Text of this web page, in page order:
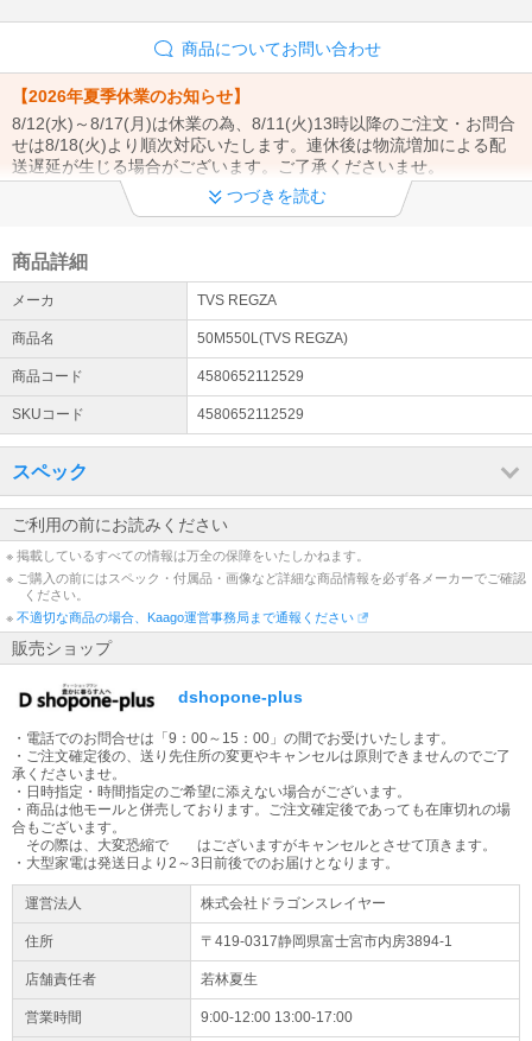
商品についてお問い合わせ
【2026年夏季休業のお知らせ】
8/12(水)～8/17(月)は休業の為、8/11(火)13時以降のご注文・お問合
せは8/18(火)より順次対応いたします。連休後は物流増加による配
送遅延が生じる場合がございます。ご了承くださいませ。
【商品発送についてのご案内】
営業日(月曜日)からの発送となる場合がございます。ご了承くださ
いませ。
エアコン設置工事お申込みまたはご検討のお客様へ
エアコン設置サービスは全国対応しております（窓用エアコンは工
事対象外です）。 エアコンのご注文→商品の出荷→設置業者様より
工事日のご連絡→設置工事の流れとなります。（商品は先納品で
す）
配送について
配送先が【沖縄県・離島】の場合は通常配送と異なるため、ご注文
をいただいた商品によっては、お届けまで日数を要する場合がござ
います。ご了承くださいませ。
出荷日についてのお知らせ
平日13時までの代引きご注文(振り込みご入金確認)は当日出荷致し
ます(土日除く)。【大型商品】に関しては輸送方法が通常の宅配便
とは異なる為、ご入金確認後の発送から2～3日での配送予定となり
大型商品（梱包サイズ合計が260cmもしくは50kg以上）はヤマトホ
ームコンビニエンスでの配送となります。配送業者より到着時間の
ご連絡が当日午前中にございます。
大型家電をご購入のお客様へ
大型商品は原則日時指定不可となります。配送日のご入力は希望日
となります。地域によってはご希望に添えない場合もございます。
ご容赦ください。 ※大型商品配送不可地域：沖縄、その他離島地域
つづきを読む
商品詳細
メーカ TVS REGZA
商品名 50M550L(TVS REGZA)
商品コード 4580652112529
SKUコード 4580652112529
スペック
ご利用の前にお読みください
※ 掲載しているすべての情報は万全の保障をいたしかねます。
※ ご購入の前にはスペック・付属品・画像など詳細な商品情報を必ず各メーカーでご確認
ください。
※ 不適切な商品の場合、Kaago運営事務局まで通報ください
販売ショップ
dshopone-plus
・電話でのお問合せは「9：00～15：00」の間でお受けいたします。
・ご注文確定後の、送り先住所の変更やキャンセルは原則できませんのでご了
承くださいませ。
・日時指定・時間指定のご希望に添えない場合がございます。
・商品は他モールと併売しております。ご注文確定後であっても在庫切れの場
合もございます。
その際は、大変恐縮で はございますがキャンセルとさせて頂きます。
・大型家電は発送日より2～3日前後でのお届けとなります。
運営法人 株式会社ドラゴンスレイヤー
住所 〒419-0317静岡県富士宮市内房3894-1
店舗責任者 若林夏生
営業時間 9:00-12:00 13:00-17:00